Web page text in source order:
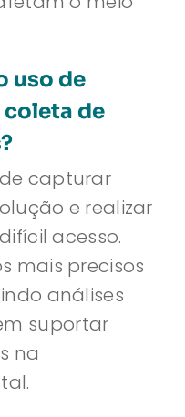
uso de
coleta de
capturar
e realizar
acesso.
mais precisos
análises
suportar
na